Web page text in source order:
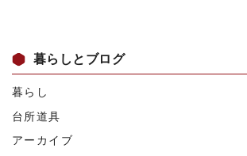
暮らしとブログ
暮らし
台所道具
アーカイブ